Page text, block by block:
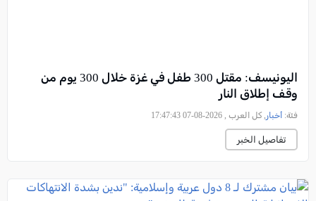
اليونيسف: مقتل 300 طفل في غزة خلال 300 يوم من
وقف إطلاق النار
فئة: أخبار , كل العرب , 2026-08-07 17:47:43
تفاصيل الخبر